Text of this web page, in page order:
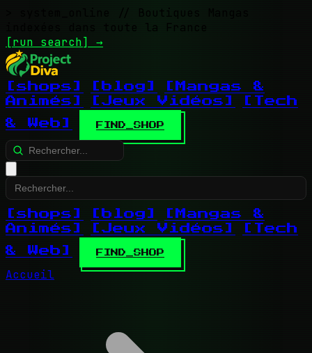
// Boutiques Mangas
indexées dans toute la France
[run search] →
[shops] [blog]
[Mangas &
Animés]
[Jeux Vidéos]
[Tech
& Web]
FIND_SHOP
[shops] [blog]
[Mangas &
Animés]
[Jeux Vidéos]
[Tech
& Web]
FIND_SHOP
Accueil